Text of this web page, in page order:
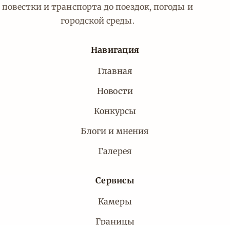
повестки и транспорта до поездок, погоды и
городской среды.
Навигация
Главная
Новости
Конкурсы
Блоги и мнения
Галерея
Сервисы
Камеры
Границы